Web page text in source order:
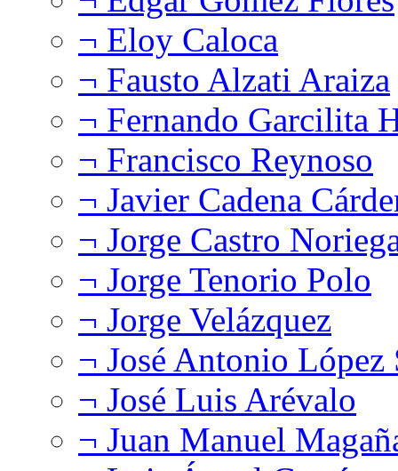
¬ Eloy Caloca
¬ Fausto Alzati Araiza
¬ Fernando Garcilita
¬ Francisco Reynoso
¬ Javier Cadena
¬ Jorge Castro
¬ Jorge Tenorio Polo
¬ Jorge Velázquez
¬ José Antonio López
¬ José Luis Arévalo
¬ Juan Manuel